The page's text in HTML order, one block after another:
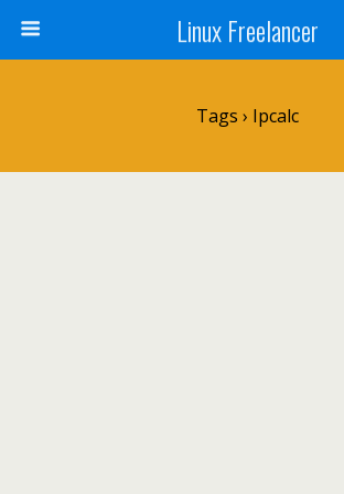
Linux Freelancer
Tags › Ipcalc